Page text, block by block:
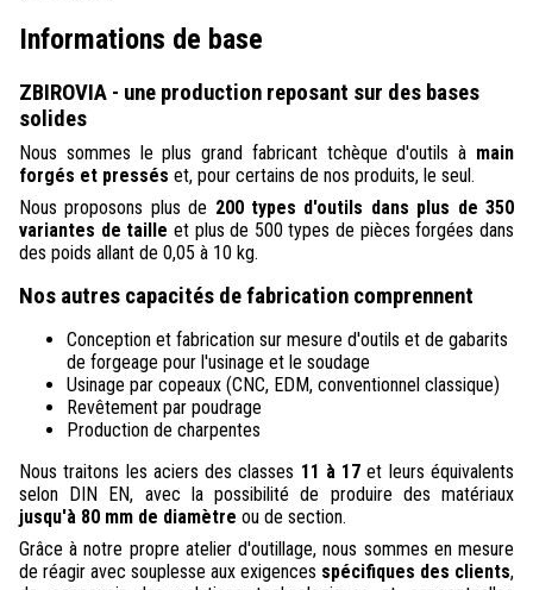
Informations de base
ZBIROVIA - une production reposant sur des bases
solides
Nous sommes le plus grand fabricant tchèque d'outils à main
forgés et pressés et, pour certains de nos produits, le seul.
Nous proposons plus de 200 types d'outils dans plus de 350
variantes de taille et plus de 500 types de pièces forgées dans
des poids allant de 0,05 à 10 kg.
Nos autres capacités de fabrication comprennent
Conception et fabrication sur mesure d'outils et de gabarits
de forgeage pour l'usinage et le soudage
Usinage par copeaux (CNC, EDM, conventionnel classique)
Revêtement par poudrage
Production de charpentes
Nous traitons les aciers des classes 11 à 17 et leurs équivalents
selon DIN EN, avec la possibilité de produire des matériaux
jusqu'à 80 mm de diamètre ou de section.
Grâce à notre propre atelier d'outillage, nous sommes en mesure
de réagir avec souplesse aux exigences spécifiques des clients,